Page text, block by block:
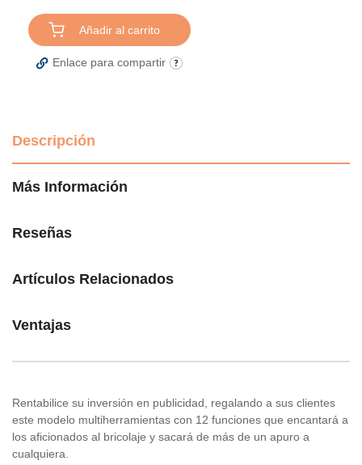
Añadir al carrito
Enlace para compartir
Descripción
Más Información
Reseñas
Artículos Relacionados
Ventajas
Rentabilice su inversión en publicidad, regalando a sus clientes
este modelo multiherramientas con 12 funciones que encantará a
los aficionados al bricolaje y sacará de más de un apuro a
cualquiera.